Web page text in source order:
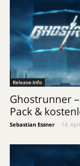
Release-Info
Ghostrunner
Pack &
Sebastian Essner 14.